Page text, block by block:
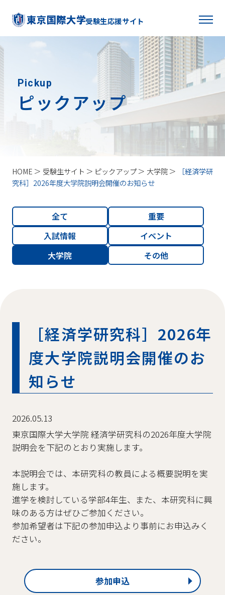
受験生応援サイト
Pickup
ピックアップ
HOME 受験生サイト ピックアップ 大学院
［経済学研
究科］2026年度大学院説明会開催のお知らせ
全て
重要
入試情報
イベント
大学院
その他
［経済学研究科］2026年
度大学院説明会開催のお
知らせ
2026.05.13
東京国際大学大学院 経済学研究科の2026年度大学院
説明会を下記のとおり実施します。
本説明会では、本研究科の教員による概要説明を実
施します。
進学を検討している学部4年生、また、本研究科に興
味のある方はぜひご参加ください。
参加希望者は下記の参加申込より事前にお申込みく
ださい。
参加申込